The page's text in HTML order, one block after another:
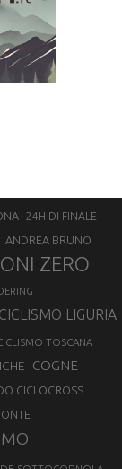
24H DI FINALE
ANDREA BRUNO
ZERO
CICLISMO LIGURIA
TOSCANA
COGNE
CICLOCROSS